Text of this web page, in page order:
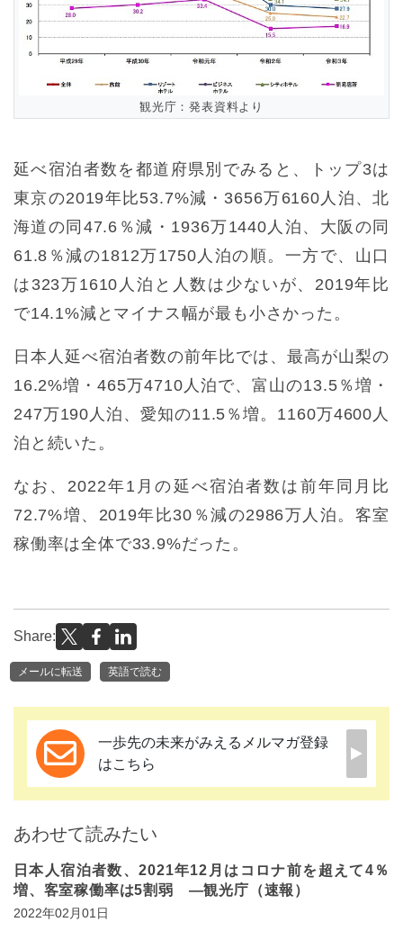
観光庁：発表資料より
延べ宿泊者数を都道府県別でみると、トップ3は
東京の2019年比53.7%減・3656万6160人泊、北
海道の同47.6％減・1936万1440人泊、大阪の同
61.8％減の1812万1750人泊の順。一方で、山口
は323万1610人泊と人数は少ないが、2019年比
で14.1%減とマイナス幅が最も小さかった。
日本人延べ宿泊者数の前年比では、最高が山梨の
16.2%増・465万4710人泊で、富山の13.5％増・
247万190人泊、愛知の11.5％増。1160万4600人
泊と続いた。
なお、2022年1月の延べ宿泊者数は前年同月比
72.7%増、2019年比30％減の2986万人泊。客室
稼働率は全体で33.9%だった。
Share:
メールに転送 英語で読む
一歩先の未来がみえるメルマガ登録
はこちら
あわせて読みたい
日本人宿泊者数、2021年12月はコロナ前を超えて4％
増、客室稼働率は5割弱 ―観光庁（速報）
2022年02月01日